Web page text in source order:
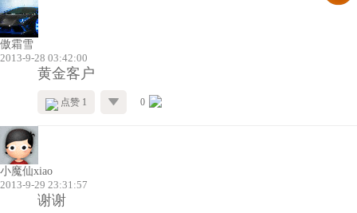
傲霜雪
2013-9-28 03:42:00
黄金客户
点赞 1 0
小魔仙xiao
2013-9-29 23:31:57
谢谢